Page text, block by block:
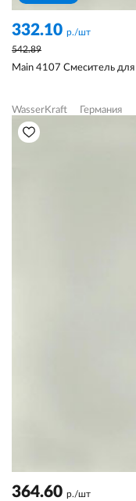
332.10 р./шт
542.89
Main 4107 Смеситель для
WasserKraft Германия
364.60 р./шт